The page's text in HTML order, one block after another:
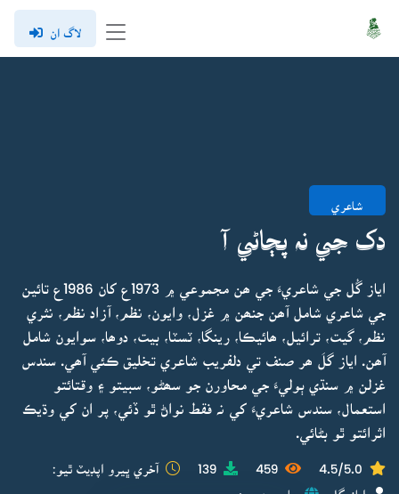
لاگ ان
شاعري
دک جي نہ پڄاڻي آ
اياز گُل جي شاعريءَ جي ھن مجموعي ۾ 1973ع کان 1986ع تائين
جي شاعري شامل آھن جنھن ۾ غزل، وايون، نظم، آزاد نظم، نثري
نظم، گيت، ترائيل، ھائيڪا، رينگا، ٽسٽا، بيت، دوھا، سوايون شامل
آھن. اياز گلَ ھر صنف تي دلفريب شاعري تخليق ڪئي آھي. سندس
غزلن ۾ سنڌي ٻوليءَ جي محاورن جو سھڻو، سبيتو ۽ وقتائتو
استعمال، سندس شاعريءَ کي نہ فقط نواڻ ٿو ڏئي، پر ان کي وڌيڪ
اثرائتو ٿو بڻائي.
4.5/5.0
459
139 آخري ڀيرو اپڊيٽ ٿيو:
اياز گل ڇاپو پھريون